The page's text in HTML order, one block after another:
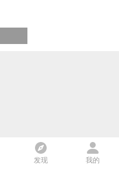
发现 我的